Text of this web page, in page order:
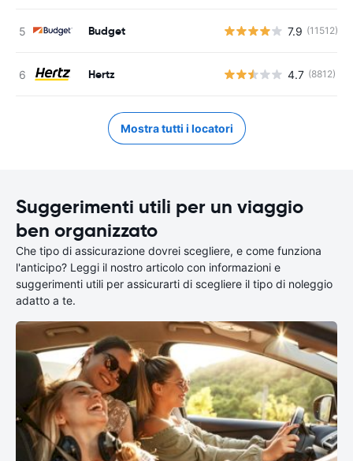
Budget 7.9 (11512)
Hertz 4.7 (8812)
Mostra tutti i locatori
Suggerimenti utili per un viaggio
ben organizzato
Che tipo di assicurazione dovrei scegliere, e come funziona
l'anticipo? Leggi il nostro articolo con informazioni e
suggerimenti utili per assicurarti di scegliere il tipo di noleggio
adatto a te.